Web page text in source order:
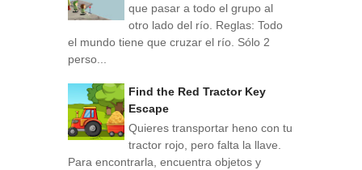
que pasar a todo el grupo al
otro lado del río. Reglas: Todo
el mundo tiene que cruzar el río. Sólo 2
perso...
Find the Red Tractor Key
Escape
Quieres transportar heno con tu
tractor rojo, pero falta la llave.
Para encontrarla, encuentra objetos y